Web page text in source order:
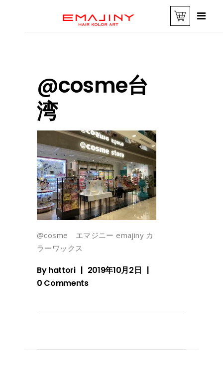
@cosme台
湾
@cosme エマジニー emajiny カ
ラーワックス
Byhattori
2019年10月2日
0 Comments